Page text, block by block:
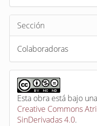
Sección
Colaboradoras
Esta obra está bajo
Creative Commons
SinDerivadas 4.0.